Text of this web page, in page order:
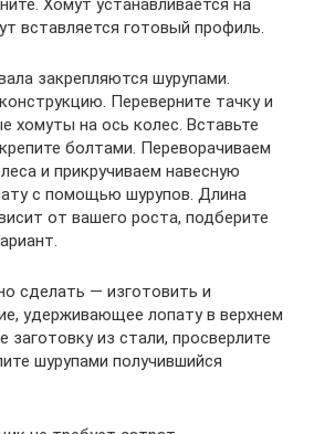
Хомут устанавливается на
вставляется готовый профиль.
закрепляются шурупами.
Переверните тачку и
хомуты на ось колес. Вставьте
болтами. Переворачиваем
и прикручиваем навесную
с помощью шурупов. Длина
от вашего роста, подберите
сделать — изготовить и
удерживающее лопату в верхнем
заготовку из стали, просверлите
шурупами получившийся